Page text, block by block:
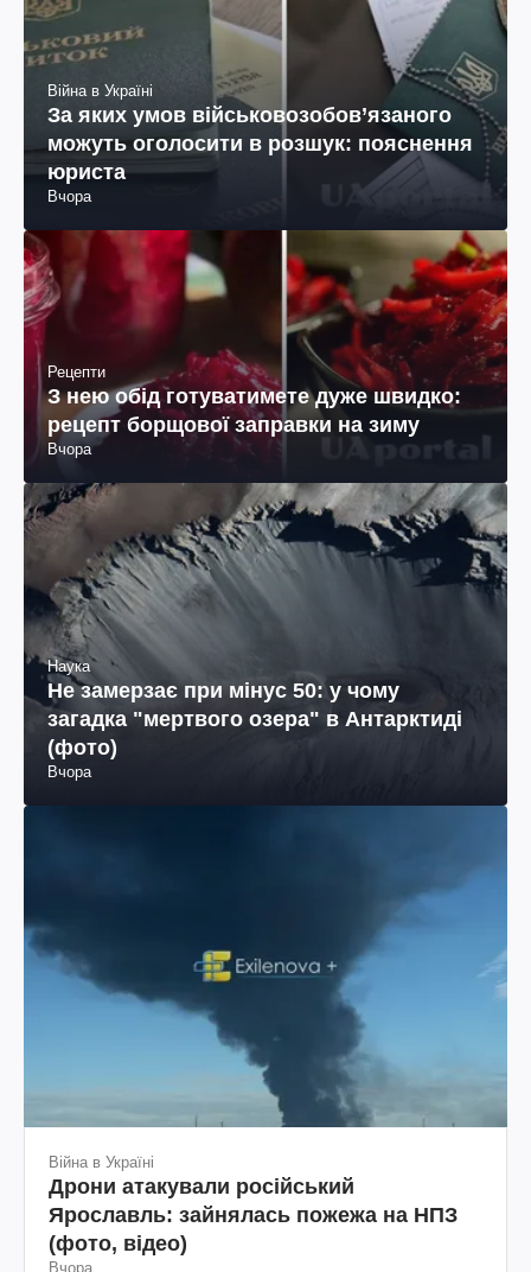
Війна в Україні
За яких умов військовозобов’язаного
можуть оголосити в розшук: пояснення
юриста
Вчора
Рецепти
З нею обід готуватимете дуже швидко:
рецепт борщової заправки на зиму
Вчора
Наука
Не замерзає при мінус 50: у чому
загадка "мертвого озера" в Антарктиді
(фото)
Вчора
Війна в Україні
Дрони атакували російський
Ярославль: зайнялась пожежа на НПЗ
(фото, відео)
Вчора